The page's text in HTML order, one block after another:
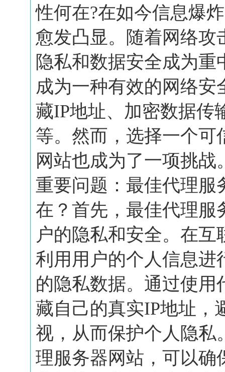
性何在?在如今信息爆
愈发凸显。随着网络攻
隐私和数据安全成为
成为一种有效的网络
藏IP地址、加密数据传
等。然而，选择一个可
网站也成为了一项挑
重要问题：最佳代理服
在？首先，最佳代理服
户的隐私和安全。在
利用用户的个人信息进
的隐私数据。通过使
藏自己的真实IP地址，
视，从而保护个人隐私
理服务器网站，可以确